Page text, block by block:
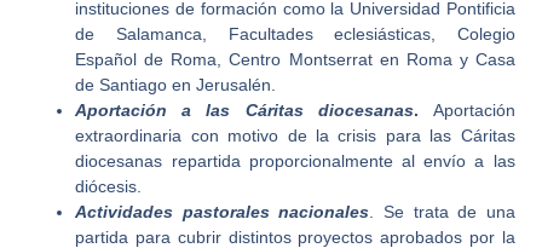
instituciones de formación como la Universidad Pontificia
de Salamanca, Facultades eclesiásticas, Colegio
Español de Roma, Centro Montserrat en Roma y Casa
de Santiago en Jerusalén.
Aportación a las Cáritas diocesanas. Aportación
extraordinaria con motivo de la crisis para las Cáritas
diocesanas repartida proporcionalmente al envío a las
diócesis.
Actividades pastorales nacionales . Se trata de una
partida para cubrir distintos proyectos aprobados por la